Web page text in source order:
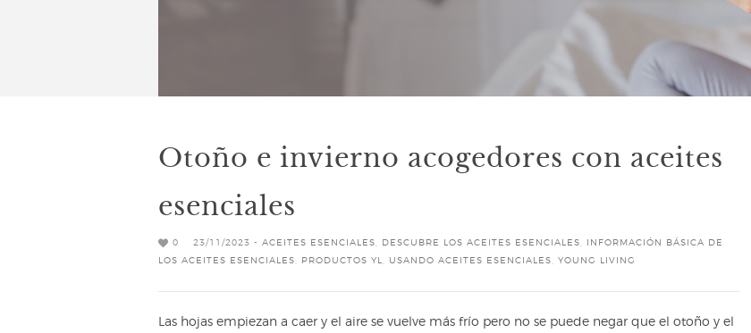
Otoño e invierno acogedores con aceites
esenciales
0 23/11/2023 - ACEITES ESENCIALES DESCUBRE LOS ACEITES ESENCIALES
INFORMACIÓN BÁSICA DE
LOS ACEITES ESENCIALES
PRODUCTOS YL USANDO ACEITES ESENCIALES YOUNG LIVING
Las hojas empiezan a caer y el aire se vuelve más frío pero no se puede negar que el otoño y el